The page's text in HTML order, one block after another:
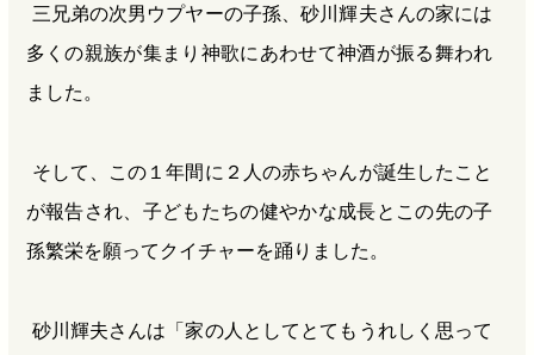
三兄弟の次男ウプヤーの子孫、砂川輝夫さんの家には
多くの親族が集まり神歌にあわせて神酒が振る舞われ
ました。
そして、この１年間に２人の赤ちゃんが誕生したこと
が報告され、子どもたちの健やかな成長とこの先の子
孫繁栄を願ってクイチャーを踊りました。
砂川輝夫さんは「家の人としてとてもうれしく思って